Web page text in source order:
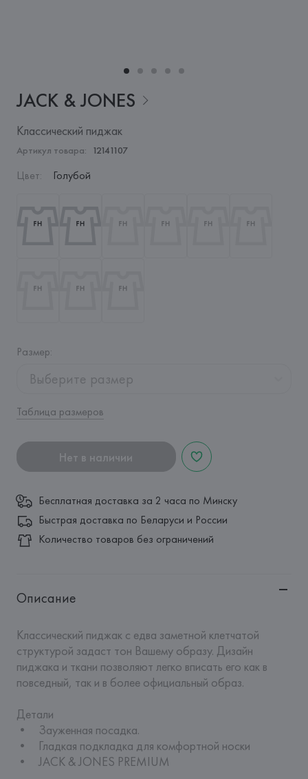
JACK & JONES
Классический пиджак
Артикул товара: 12141107
Цвет: Голубой
Размер:
Выберите размер
Таблица размеров
Нет в наличии
Бесплатная доставка за 2 часа по Минску
Быстрая доставка по Беларуси и России
Количество товаров без ограничений
Описание
Классический пиджак с едва заметной клетчатой
структурой задаст тон Вашему образу. Дизайн
пиджака и ткани позволяют легко вписать его как в
повседный, так и в более официальный образ.
Детали
•	Зауженная посадка.
•	Гладкая подкладка для комфортной носки
•	JACK & JONES PREMIUM